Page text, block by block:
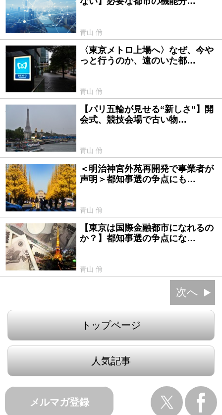
青山 佾
2024/10/03
〈東京メトロ上場へ〉なぜ、今や
っと行うのか、遠のいた都…
青山 佾
2024/07/30
【パリ五輪が見せる“新しさ”】開
会式、競技会場で古い物…
青山 佾
2024/07/06
＜明治神宮外苑再開発で事業者が
声明＞都知事選の争点にも…
青山 佾
2024/07/04
【東京は国際金融都市になれるの
か？】都知事選の争点にな…
青山 佾
次へ
トップページ
人気記事
メルマガ登録